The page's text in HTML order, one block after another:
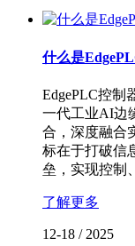
什么是
EdgePLC控制
一代工业AI边
合，深度融合
标在于打破信
垒，实现控制
了解更多
12-18 / 2025